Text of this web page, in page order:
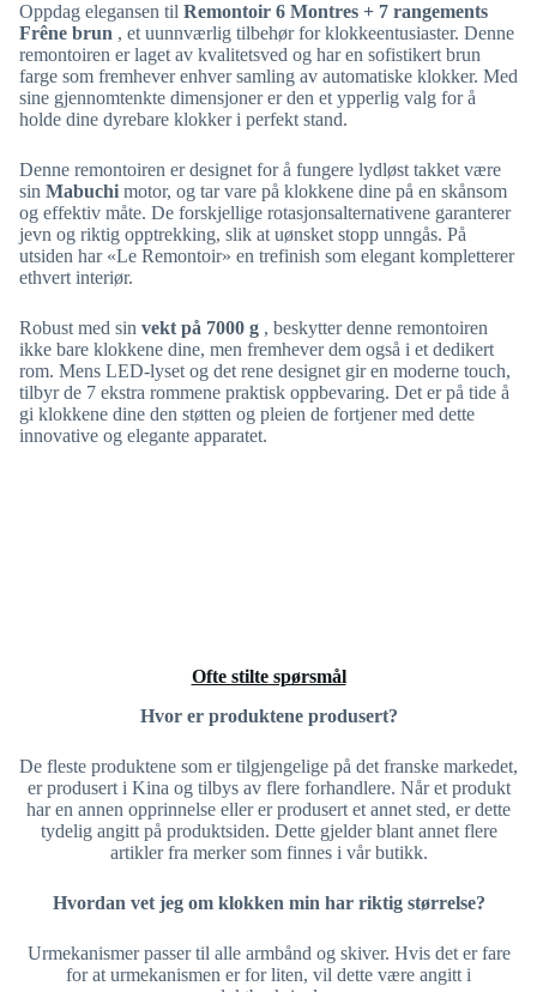
Oppdag elegansen til Remontoir 6 Montres + 7 rangements
Frêne brun , et uunnværlig tilbehør for klokkeentusiaster. Denne
remontoiren er laget av kvalitetsved og har en sofistikert brun
farge som fremhever enhver samling av automatiske klokker. Med
sine gjennomtenkte dimensjoner er den et ypperlig valg for å
holde dine dyrebare klokker i perfekt stand.
Denne remontoiren er designet for å fungere lydløst takket være
sin Mabuchi motor, og tar vare på klokkene dine på en skånsom
og effektiv måte. De forskjellige rotasjonsalternativene garanterer
jevn og riktig opptrekking, slik at uønsket stopp unngås. På
utsiden har «Le Remontoir» en trefinish som elegant kompletterer
ethvert interiør.
Robust med sin vekt på 7000 g , beskytter denne remontoiren
ikke bare klokkene dine, men fremhever dem også i et dedikert
rom. Mens LED-lyset og det rene designet gir en moderne touch,
tilbyr de 7 ekstra rommene praktisk oppbevaring. Det er på tide å
gi klokkene dine den støtten og pleien de fortjener med dette
innovative og elegante apparatet.
Ofte stilte spørsmål
Hvor er produktene produsert?
De fleste produktene som er tilgjengelige på det franske markedet,
er produsert i Kina og tilbys av flere forhandlere. Når et produkt
har en annen opprinnelse eller er produsert et annet sted, er dette
tydelig angitt på produktsiden. Dette gjelder blant annet flere
artikler fra merker som finnes i vår butikk.
Hvordan vet jeg om klokken min har riktig størrelse?
Urmekanismer passer til alle armbånd og skiver. Hvis det er fare
for at urmekanismen er for liten, vil dette være angitt i